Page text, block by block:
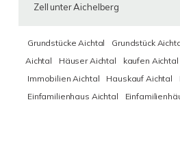
Zell unter Aichelberg
Grundstücke Aichtal Grundstück
Aichtal
Häuser Aichtal kaufen Aichtal
Immobilien Aichtal
Hauskauf Aichtal
Einfamilienhaus Aichtal